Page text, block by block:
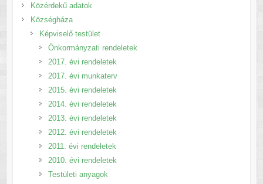
Közérdekű adatok
Községháza
Képviselő testület
Önkormányzati rendeletek
2017. évi rendeletek
2017. évi munkaterv
2015. évi rendeletek
2014. évi rendeletek
2013. évi rendeletek
2012. évi rendeletek
2011. évi rendeletek
2010. évi rendeletek
Testületi anyagok